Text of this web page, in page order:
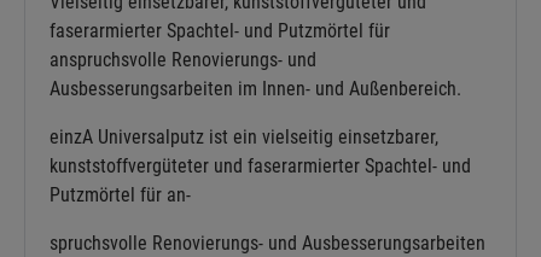
faserarmierter Spachtel- und Putzmörtel für
anspruchsvolle Renovierungs- und
Ausbesserungsarbeiten im Innen- und Außenbereich.
einzA Universalputz ist ein vielseitig einsetzbarer,
kunststoffvergüteter und faserarmierter Spachtel- und
Putzmörtel für an-
spruchsvolle Renovierungs- und Ausbesserungsarbeiten